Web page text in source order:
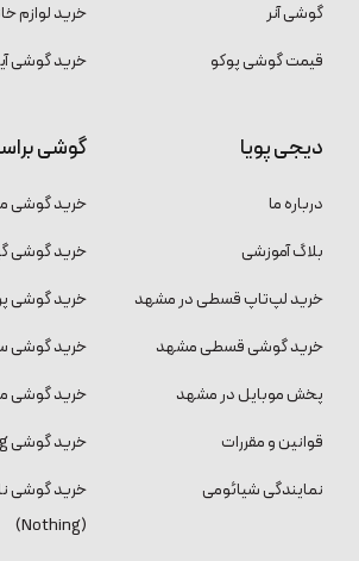
گوشی آنر
قیمت گوشی پوکو
خرید لوازم
خرید گوشی
دیجی پویا
درباره ما
بلاگ آموزشی
خرید لپ‌تاپ قسطی در مشهد
خرید گوشی قسطی مشهد
پخش موبایل در مشهد
قوانین و مقررات
نمایندگی شیائومی
گوشی
خرید گوشی
خرید گوشی
خرید گوشی
خرید گوشی
خرید گوشی
خرید گوشی 5g
خرید گوشی
(Nothing)